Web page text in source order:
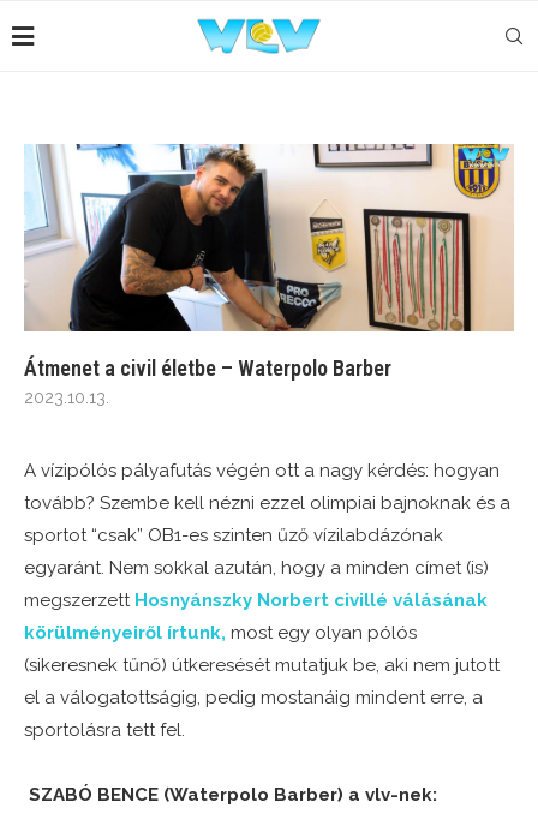
Átmenet a civil életbe – Waterpolo Barber
2023.10.13.
A vízipólós pályafutás végén ott a nagy kérdés: hogyan
tovább? Szembe kell nézni ezzel olimpiai bajnoknak és a
sportot “csak” OB1-es szinten űző vízilabdázónak
egyaránt. Nem sokkal azután, hogy a minden címet (is)
megszerzett Hosnyánszky Norbert civillé válásának
körülményeiről írtunk, most egy olyan pólós
(sikeresnek tűnő) útkeresését mutatjuk be, aki nem jutott
el a válogatottságig, pedig mostanáig mindent erre, a
sportolásra tett fel.
SZABÓ BENCE (Waterpolo Barber) a vlv-nek: